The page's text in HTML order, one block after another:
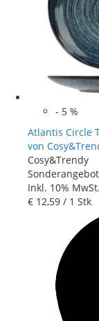
- 5 %
Atlantis Circle
von
Cosy&Trendy
Sonderangebot
Inkl. 10%
€ 12,59 / 1 Stk